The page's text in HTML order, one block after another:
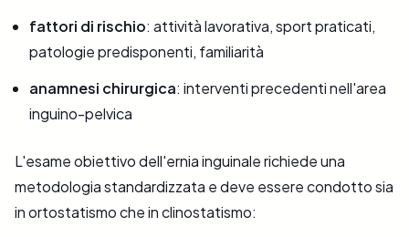
fattori di rischio: attività lavorativa, sport praticati,
patologie predisponenti, familiarità
anamnesi chirurgica: interventi precedenti nell'area
inguino-pelvica
L'esame obiettivo dell'ernia inguinale richiede una
metodologia standardizzata e deve essere condotto sia
in ortostatismo che in clinostatismo: